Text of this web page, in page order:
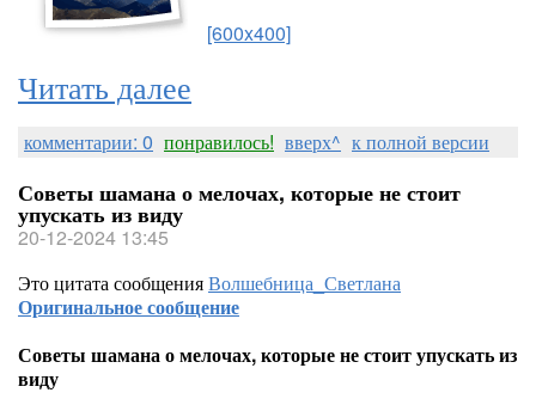
[600x400]
Читать далее
комментарии: 0 понравилось! вверх^ к полной версии
Советы шамана о мелочах, которые не стоит
упускать из виду
20-12-2024 13:45
Это цитата сообщенияВолшебница_Светлана
Оригинальное сообщение
Советы шамана о мелочах, которые не стоит упускать из
виду